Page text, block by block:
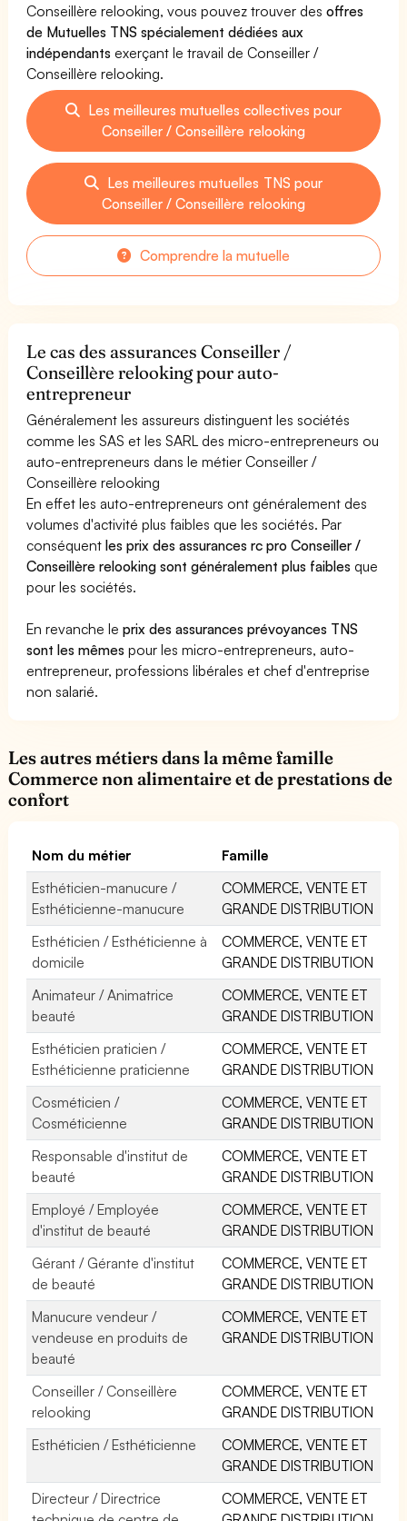
Conseillère relooking, vous pouvez trouver desoffres
de Mutuelles TNS spécialement dédiées aux
indépendants exerçant le travail de Conseiller /
Conseillère relooking.
Les meilleures mutuelles collectives pour
Conseiller / Conseillère relooking
Les meilleures mutuelles TNS pour
Conseiller / Conseillère relooking
Comprendre la mutuelle
Le cas des assurances Conseiller /
Conseillère relooking pour auto-
entrepreneur
Généralement les assureurs distinguent les sociétés
comme les SAS et les SARL des micro-entrepreneurs ou
auto-entrepreneurs dans le métier Conseiller /
Conseillère relooking
En effet les auto-entrepreneurs ont généralement des
volumes d'activité plus faibles que les sociétés. Par
conséquentles prix des assurances rc pro Conseiller /
Conseillère relooking sont généralement plus faibles que
pour les sociétés.
En revanche leprix des assurances prévoyances TNS
sont les mêmes pour les micro-entrepreneurs, auto-
entrepreneur, professions libérales et chef d'entreprise
non salarié.
Les autres métiers dans la même famille
Commerce non alimentaire et de prestations de
confort
Nom du métier
Famille
Esthéticien-manucure /
Esthéticienne-manucure
COMMERCE, VENTE ET
GRANDE DISTRIBUTION
Esthéticien / Esthéticienne à
domicile
COMMERCE, VENTE ET
GRANDE DISTRIBUTION
Animateur / Animatrice
beauté
COMMERCE, VENTE ET
GRANDE DISTRIBUTION
Esthéticien praticien /
Esthéticienne praticienne
COMMERCE, VENTE ET
GRANDE DISTRIBUTION
Cosméticien /
Cosméticienne
COMMERCE, VENTE ET
GRANDE DISTRIBUTION
Responsable d'institut de
beauté
COMMERCE, VENTE ET
GRANDE DISTRIBUTION
Employé / Employée
d'institut de beauté
COMMERCE, VENTE ET
GRANDE DISTRIBUTION
Gérant / Gérante d'institut
de beauté
COMMERCE, VENTE ET
GRANDE DISTRIBUTION
Manucure vendeur /
vendeuse en produits de
beauté
COMMERCE, VENTE ET
GRANDE DISTRIBUTION
Conseiller / Conseillère
relooking
COMMERCE, VENTE ET
GRANDE DISTRIBUTION
Esthéticien / Esthéticienne
COMMERCE, VENTE ET
GRANDE DISTRIBUTION
Directeur / Directrice
COMMERCE, VENTE ET